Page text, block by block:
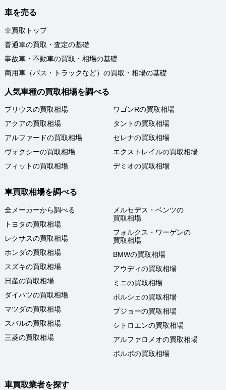
車を売る
車買取トップ
普通車の買取・査定の基礎
事故車・不動車の買取・相場の基礎
商用車（バス・トラックなど）の買取・相場の基礎
人気車種の買取相場を調べる
プリウスの買取相場
アクアの買取相場
アルファードの買取相場
ヴォクシーの買取相場
フィットの買取相場
ワゴンRの買取相場
タントの買取相場
セレナの買取相場
エクストレイルの買取相場
デミオの買取相場
車買取相場を調べる
全メーカーから調べる
トヨタの買取相場
レクサスの買取相場
ホンダの買取相場
スズキの買取相場
日産の買取相場
ダイハツの買取相場
マツダの買取相場
スバルの買取相場
三菱の買取相場
メルセデス・ベンツの
買取相場
フォルクス・ワーゲンの
買取相場
BMWの買取相場
アウディの買取相場
ミニの買取相場
ポルシェの買取相場
プジョーの買取相場
シトロエンの買取相場
アルファロメオの買取相場
ボルボの買取相場
車買取業者を探す